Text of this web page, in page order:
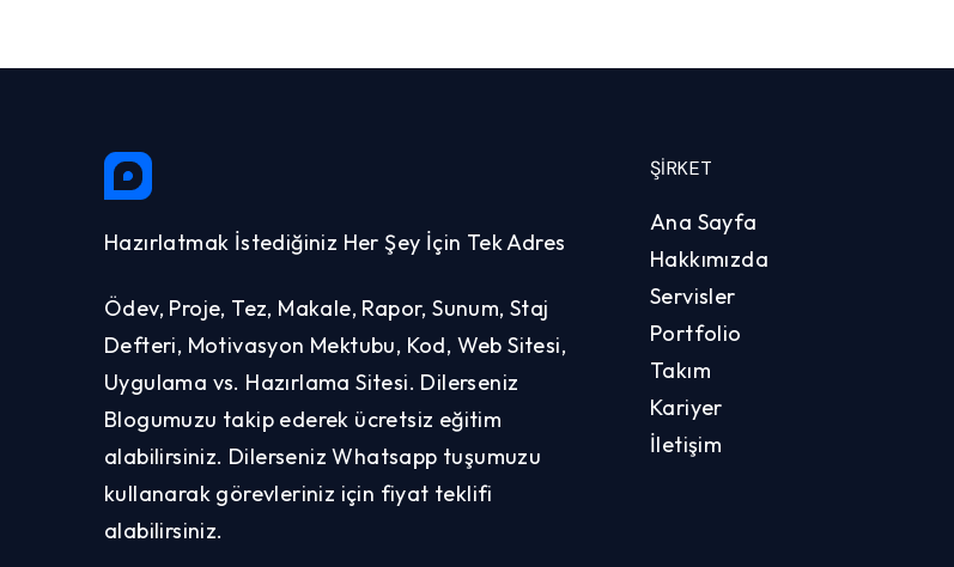
Hazırlatmak İstediğiniz Her Şey İçin Tek Adres
Ödev, Proje, Tez, Makale, Rapor, Sunum, Staj
Defteri, Motivasyon Mektubu, Kod, Web Sitesi,
Uygulama vs. Hazırlama Sitesi. Dilerseniz
Blogumuzu takip ederek ücretsiz eğitim
alabilirsiniz. Dilerseniz Whatsapp tuşumuzu
kullanarak görevleriniz için fiyat teklifi
alabilirsiniz.
ŞIRKET
Ana Sayfa
Hakkımızda
Servisler
Portfolio
Takım
Kariyer
İletişim